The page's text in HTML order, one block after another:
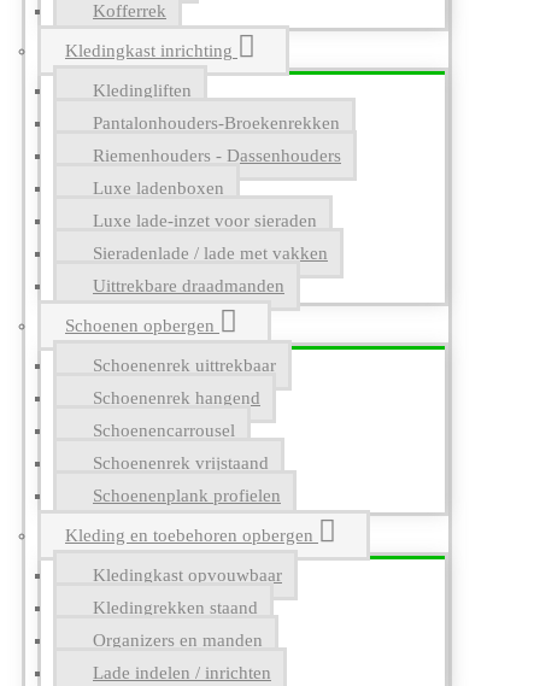
Kofferrek
Kledingkast inrichting
Kledingliften
Pantalonhouders-Broekenrekken
Riemenhouders - Dassenhouders
Luxe ladenboxen
Luxe lade-inzet voor sieraden
Sieradenlade / lade met vakken
Uittrekbare draadmanden
Schoenen opbergen
Schoenenrek uittrekbaar
Schoenenrek hangend
Schoenencarrousel
Schoenenrek vrijstaand
Schoenenplank profielen
Kleding en toebehoren opbergen
Kledingkast opvouwbaar
Kledingrekken staand
Organizers en manden
Lade indelen / inrichten